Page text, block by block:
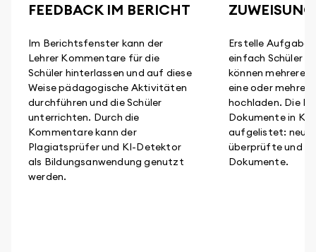
FEEDBACK IM BERICHT
Im Berichtsfenster kann der
Lehrer Kommentare für die
Schüler hinterlassen und auf diese
Weise pädagogische Aktivitäten
durchführen und die Schüler
unterrichten. Durch die
Kommentare kann der
Plagiatsprüfer und KI-Detektor
als Bildungsanwendung genutzt
werden.
Erstelle
einfach Schüler
können mehrere
eine oder
hochladen. Die
Dokumente in
aufgelistet: neu
überprüfte und
Dokumente.